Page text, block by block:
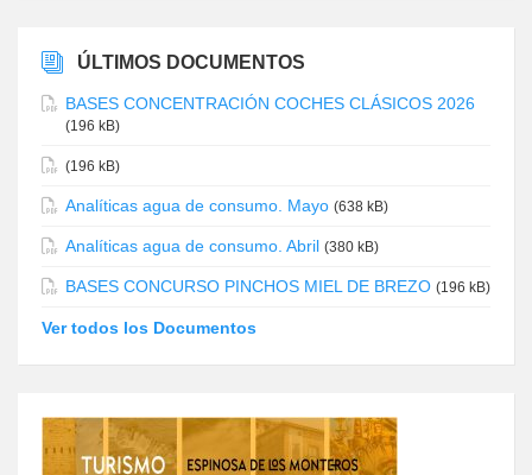
ÚLTIMOS DOCUMENTOS
BASES CONCENTRACIÓN COCHES CLÁSICOS 2026
(196 kB)
(196 kB)
Analíticas agua de consumo. Mayo (638 kB)
Analíticas agua de consumo. Abril (380 kB)
BASES CONCURSO PINCHOS MIEL DE BREZO (196 kB)
Ver todos los Documentos